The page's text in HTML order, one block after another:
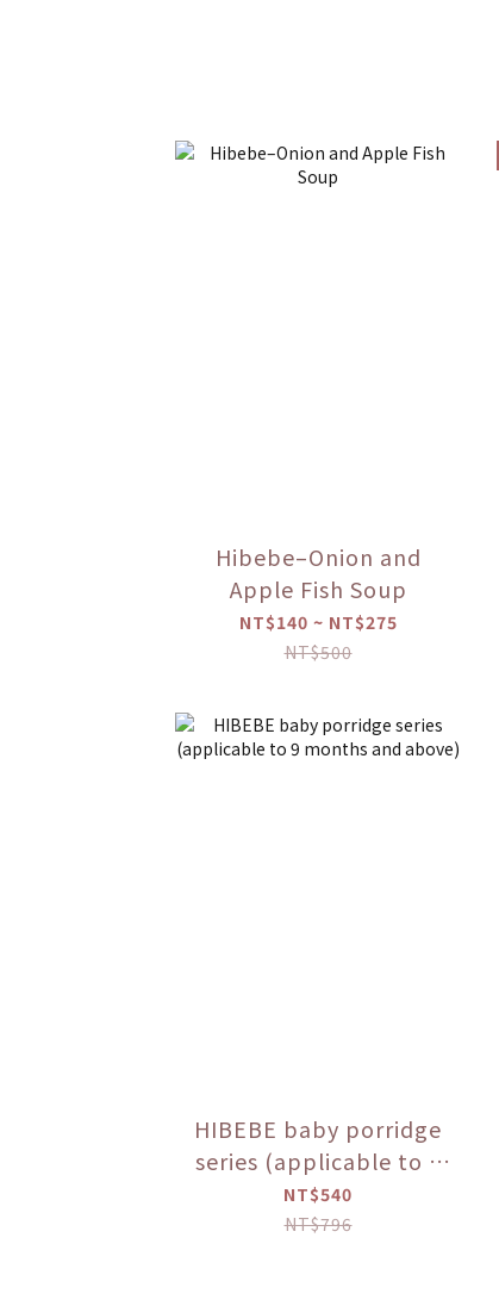
Hibebe–Onion and
Apple Fish Soup
NT$140 ~ NT$275
NT$500
HIBEBE baby porridge
series (applicable to 9
months and above)
NT$540
NT$796